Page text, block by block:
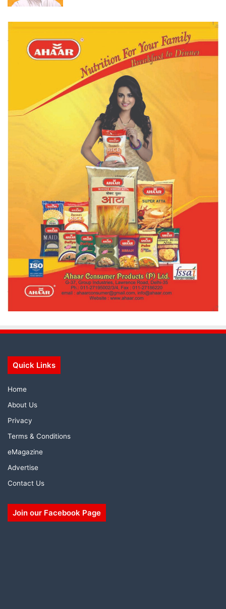
Quick Links
Home
About Us
Privacy
Terms & Conditions
eMagazine
Advertise
Contact Us
Join our Facebook Page